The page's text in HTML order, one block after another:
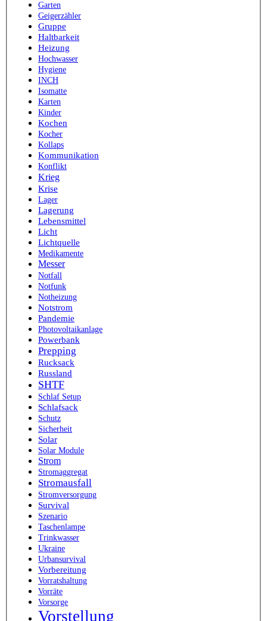
Garten
Geigerzähler
Gruppe
Haltbarkeit
Heizung
Hochwasser
Hygiene
INCH
Isomatte
Karten
Kinder
Kochen
Kocher
Kollaps
Kommunikation
Konflikt
Krieg
Krise
Lager
Lagerung
Lebensmittel
Licht
Lichtquelle
Medikamente
Messer
Notfall
Notfunk
Notheizung
Notstrom
Pandemie
Photovoltaikanlage
Powerbank
Prepping
Rucksack
Russland
SHTF
Schlaf Setup
Schlafsack
Schutz
Sicherheit
Solar
Solar Module
Strom
Stromaggregat
Stromausfall
Stromversorgung
Survival
Szenario
Taschenlampe
Trinkwasser
Ukraine
Urbansurvival
Vorbereitung
Vorratshaltung
Vorräte
Vorsorge
Vorstellung